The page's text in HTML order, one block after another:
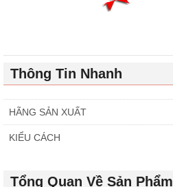
Thông Tin Nhanh
HÃNG SẢN XUẤT
KIỂU CÁCH
Tổng Quan Về Sản Phẩm